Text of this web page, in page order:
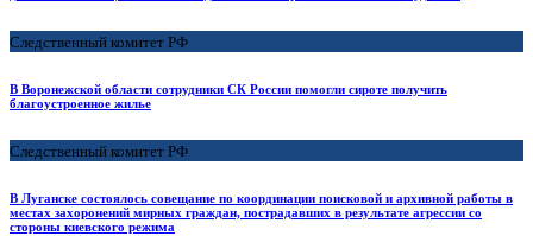
Следственный комитет РФ
В Воронежской области сотрудники СК России помогли сироте получить
благоустроенное жилье
Следственный комитет РФ
В Луганске состоялось совещание по координации поисковой и архивной работы в
местах захоронений мирных граждан, пострадавших в результате агрессии со
стороны киевского режима